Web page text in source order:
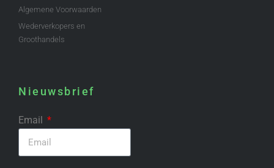
Algemene Voorwaarden
Wederverkopers en
Groothandels
Nieuwsbrief
Email